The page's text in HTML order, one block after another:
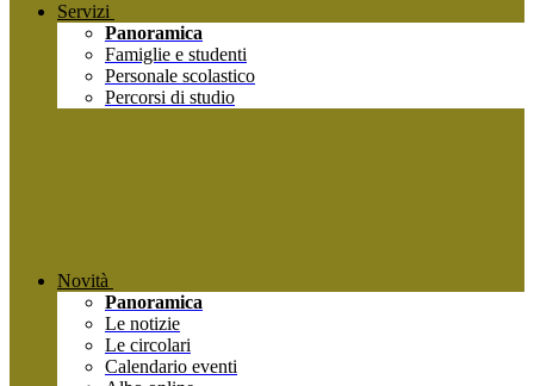
Servizi
Panoramica
Famiglie e studenti
Personale scolastico
Percorsi di studio
Novità
Panoramica
Le notizie
Le circolari
Calendario eventi